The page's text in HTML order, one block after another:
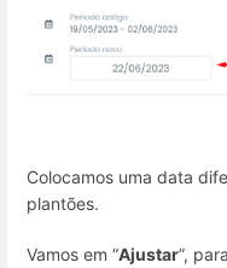
Colocamos uma data
plantões.
Vamos em “Ajustar”,